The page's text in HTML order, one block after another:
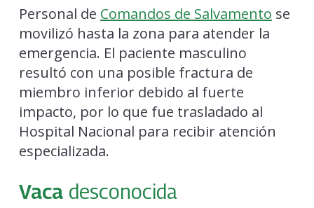
Personal de Comandos de Salvamento se
movilizó hasta la zona para atender la
emergencia. El paciente masculino
resultó con una posible fractura de
miembro inferior debido al fuerte
impacto, por lo que fue trasladado al
Hospital Nacional para recibir atención
especializada.
Vaca desconocida